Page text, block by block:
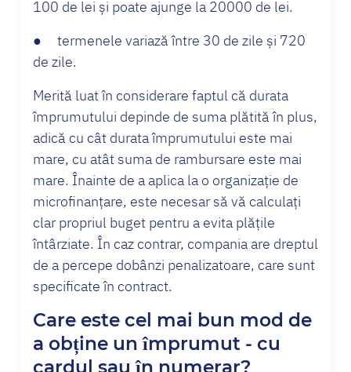
100 de lei și poate ajunge la 20000 de lei.
● termenele variază între 30 de zile și 720
de zile.
Merită luat în considerare faptul că durata
împrumutului depinde de suma plătită în plus,
adică cu cât durata împrumutului este mai
mare, cu atât suma de rambursare este mai
mare. Înainte de a aplica la o organizație de
microfinanțare, este necesar să vă calculați
clar propriul buget pentru a evita plățile
întârziate. În caz contrar, compania are dreptul
de a percepe dobânzi penalizatoare, care sunt
specificate în contract.
Care este cel mai bun mod de
a obține un împrumut - cu
cardul sau în numerar?